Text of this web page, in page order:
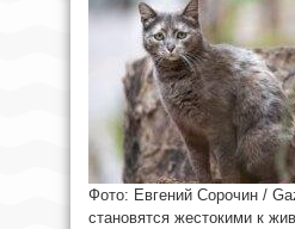
Фото: Евгений Сорочин /
становятся жестокими к